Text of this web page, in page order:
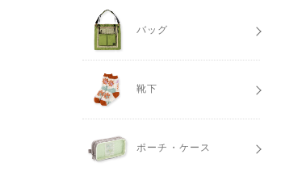
バッグ
靴下
ポーチ・ケース